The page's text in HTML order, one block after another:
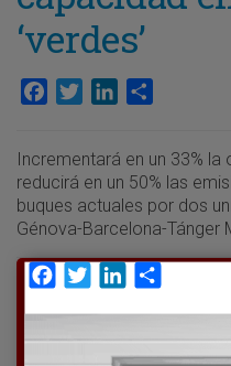
‘verdes’
Facebook
TwitterLinkedIn
Incrementará en un 33%
reducirá en un 50% las
buques actuales por dos
Génova-Barcelona-Tánger
Para poder
suscrito a
del
Facebook
TwitterLinkedIn